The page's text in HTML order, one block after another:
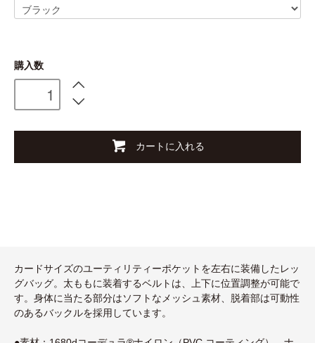
購入数
カートに入れる
カードサイズのユーティリティーポケットを左右に装備したレッ
グバッグ。太ももに装着するベルトは、上下に位置調整が可能で
す。身体に当たる部分はソフトなメッシュ素材、脱着部は可動性
のあるバックルを採用しています。